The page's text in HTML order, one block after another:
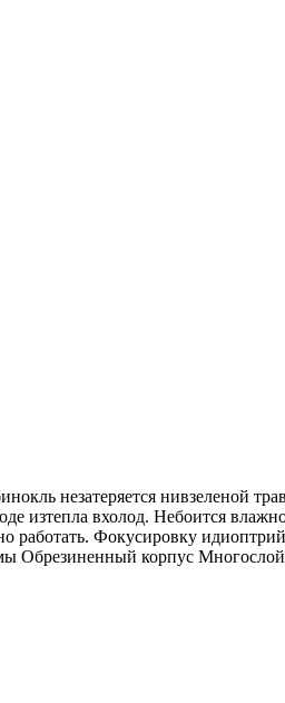
незатеряется нивзеленой
изтепла вхолод. Небоится
работать. Фокусировку
Обрезиненный корпус